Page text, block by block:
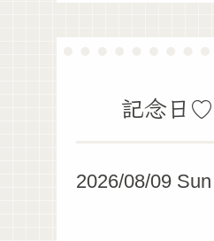
記念日
2026/08/09